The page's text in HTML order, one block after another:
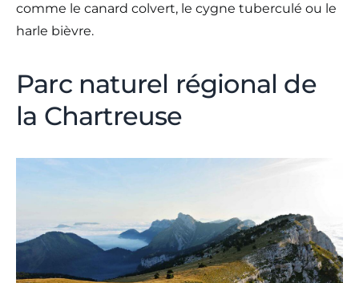
comme le canard colvert, le cygne tuberculé ou le
harle bièvre.
Parc naturel régional de
la Chartreuse